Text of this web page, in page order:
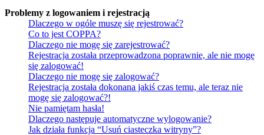
Problemy z logowaniem i rejestracją
Dlaczego w ogóle muszę się rejestrować?
Co to jest COPPA?
Dlaczego nie mogę się zarejestrować?
Rejestracja została przeprowadzona poprawnie, ale nie mogę
się zalogować!
Dlaczego nie mogę się zalogować?
Rejestracja została dokonana jakiś czas temu, ale teraz nie
mogę się zalogować?!
Nie pamiętam hasła!
Dlaczego następuje automatyczne wylogowanie?
Jak działa funkcja “Usuń ciasteczka witryny”?